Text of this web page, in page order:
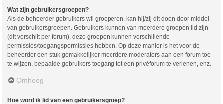
Wat zijn gebruikersgroepen?
Als de beheerder gebruikers wil groeperen, kan hij/zij dit doen door middel
van gebruikersgroepen. Gebruikers kunnen van meerdere groepen lid zijn
(dit verschilt per forum), deze groepen kunnen verschillende
permissies/toegangspermissies hebben. Op deze manier is het voor de
beheerder een stuk gemakkelijker meerdere moderators aan een forum toe
te wijzen, bepaalde gebruikers toegang tot een privéforum te verlenen, enz.
Omhoog
Hoe word ik lid van een gebruikersgroep?